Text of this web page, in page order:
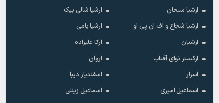
ارشیا سبحان
ارشیا شالی بیک
ارشیا شجاع و اف ان پی او
ارشیا یامی
ارشیان
ارکا علیزاده
ارکستر نوای آفتاب
اروان
اَسرار
اسفندیار دیبا
اسماعیل امیری
اسماعیل زینلی